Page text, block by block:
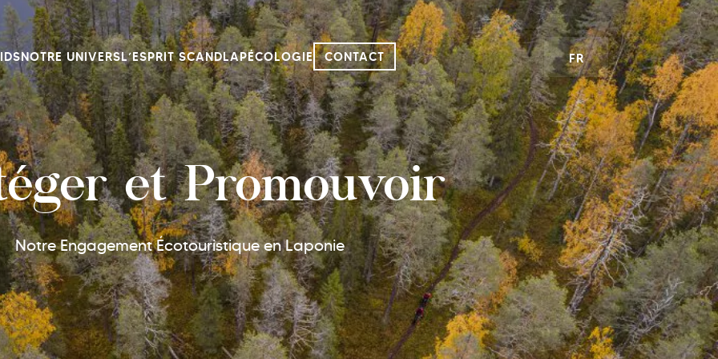
NOTRE UNIVERSL’ESPRIT SCANDLAPÉCOLOGIE CONTACT FR
et Promouvoir
Notre Engagement Écotouristique en Laponie